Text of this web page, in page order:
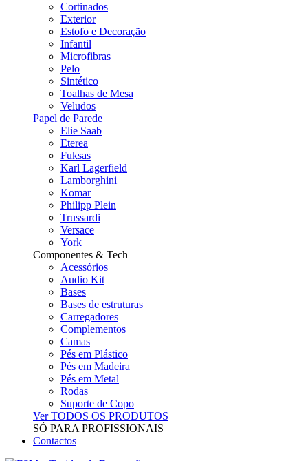
Cortinados
Exterior
Estofo e Decoração
Infantil
Microfibras
Pelo
Sintético
Toalhas de Mesa
Veludos
Papel de Parede
Elie Saab
Eterea
Fuksas
Karl Lagerfield
Lamborghini
Komar
Philipp Plein
Trussardi
Versace
York
Componentes & Tech
Acessórios
Audio Kit
Bases
Bases de estruturas
Carregadores
Complementos
Camas
Pés em Plástico
Pés em Madeira
Pés em Metal
Rodas
Suporte de Copo
Ver TODOS OS PRODUTOS
SÓ PARA PROFISSIONAIS
Contactos